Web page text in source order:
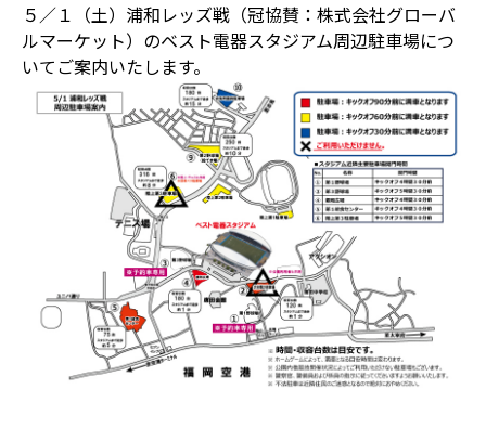
５／１（土）浦和レッズ戦（冠協賛：株式会社グローバ
ルマーケット）のベスト電器スタジアム周辺駐車場につ
いてご案内いたします。